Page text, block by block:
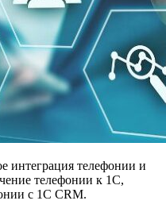
интеграция телефонии и
телефонии к 1С,
с 1С CRM.